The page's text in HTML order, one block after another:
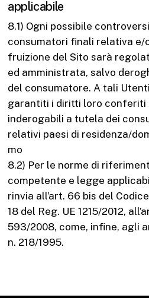
applicabile
8.1) Ogni possibile
consumatori finali relativa e/
fruizione del Sito sarà
ed amministrata, salvo
del consumatore. A tali
garantiti i diritti loro conferiti
inderogabili a tutela dei
relativi paesi di residenza/
mo
8.2) Per le norme di
competente e legge
rinvia all’art. 66 bis del
18 del Reg. UE 1215/2012,
593/2008, come, infine, agli
n. 218/1995.